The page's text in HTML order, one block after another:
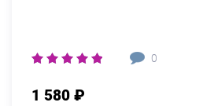
0
1 580 ₽